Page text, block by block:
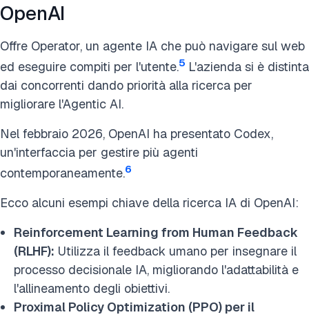
OpenAI
Offre Operator, un agente IA che può navigare sul web
ed eseguire compiti per l'utente.5 L'azienda si è distinta
dai concorrenti dando priorità alla ricerca per
migliorare l'Agentic AI.
Nel febbraio 2026, OpenAI ha presentato Codex,
un'interfaccia per gestire più agenti
contemporaneamente.6
Ecco alcuni esempi chiave della ricerca IA di OpenAI:
Reinforcement Learning from Human Feedback
(RLHF): Utilizza il feedback umano per insegnare il
processo decisionale IA, migliorando l'adattabilità e
l'allineamento degli obiettivi.
Proximal Policy Optimization (PPO) per il